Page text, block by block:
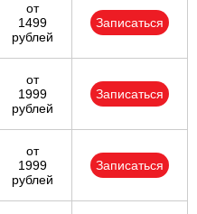
от
1499
рублей
Записаться
от
1999
рублей
Записаться
от
1999
рублей
Записаться